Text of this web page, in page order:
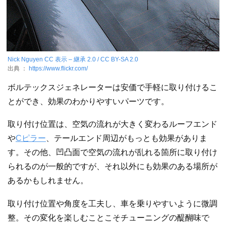
Nick Nguyen CC 表示 – 継承 2.0 / CC BY-SA 2.0
出典 ： https://www.flickr.com/
ボルテックスジェネレーターは安価で手軽に取り付けるこ
とができ、効果のわかりやすいパーツです。
取り付け位置は、空気の流れが大きく変わるルーフエンド
やCピラー、テールエンド周辺がもっとも効果がありま
す。その他、凹凸面で空気の流れが乱れる箇所に取り付け
られるのが一般的ですが、それ以外にも効果のある場所が
あるかもしれません。
取り付け位置や角度を工夫し、車を乗りやすいように微調
整。その変化を楽しむことこそチューニングの醍醐味で